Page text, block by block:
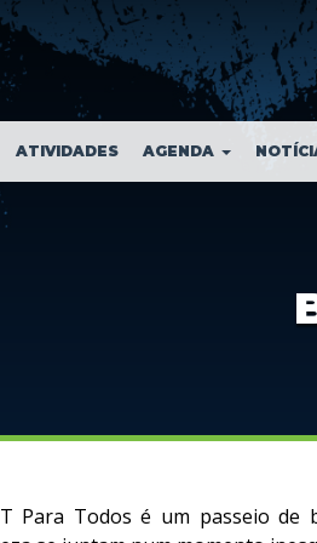
ATIVIDADES AGENDA
Para Todos é um passeio de